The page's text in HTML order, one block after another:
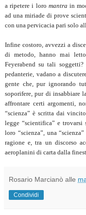
a ripetere i loro mantra in
ad una miriade di prove
con una pervicacia pari solo
Infine costoro, avvezzi a
di metodo, hanno mai
Feyerabend su tali
pedanterie, vadano a
gente che, pur ignorando
soporifere, pur di insabbiare
affrontare certi argomenti,
“scienza” è scritta dai
legge “scientifica” e trovarsi
loro “scienza”, una
ragione e, tra un discorso
aeroplanini di carta dalla
Rosario Marcianò alle
Condividi